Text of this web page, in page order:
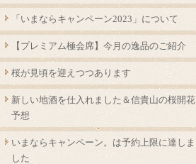
「いまならキャンペーン2023」について
【プレミアム極会席】今月の逸品のご紹介
桜が見頃を迎えつつあります
新しい地酒を仕入れました＆信貴山の桜開花
予想
いまならキャンペーン。は予約上限に達しま
した